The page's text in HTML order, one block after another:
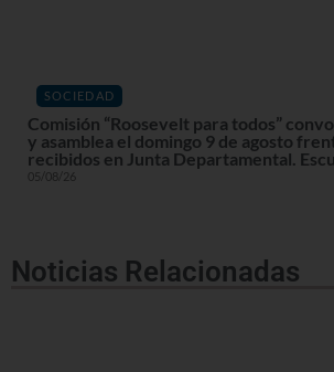
SOCIEDAD
Comisión “Roosevelt para todos”
y asamblea el domingo 9 de agosto
recibidos en Junta Departamental.
05/08/26
Noticias Relacionadas